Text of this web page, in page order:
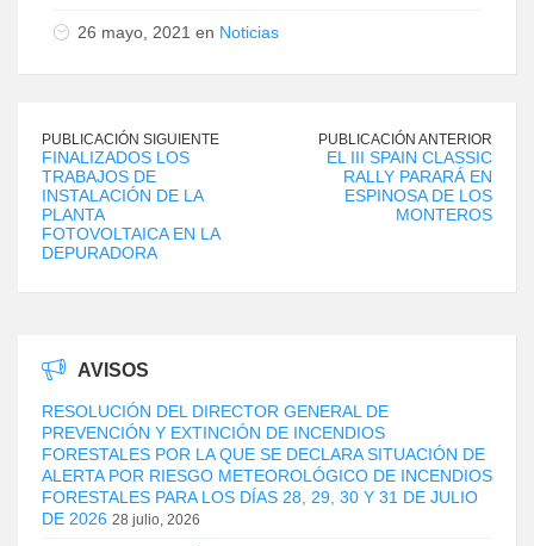
26 mayo, 2021 en Noticias
PUBLICACIÓN SIGUIENTE
FINALIZADOS LOS
TRABAJOS DE
INSTALACIÓN DE LA
PLANTA
FOTOVOLTAICA EN LA
DEPURADORA
PUBLICACIÓN ANTERIOR
EL III SPAIN CLASSIC
RALLY PARARÁ EN
ESPINOSA DE LOS
MONTEROS
AVISOS
RESOLUCIÓN DEL DIRECTOR GENERAL DE
PREVENCIÓN Y EXTINCIÓN DE INCENDIOS
FORESTALES POR LA QUE SE DECLARA SITUACIÓN DE
ALERTA POR RIESGO METEOROLÓGICO DE INCENDIOS
FORESTALES PARA LOS DÍAS 28, 29, 30 Y 31 DE JULIO
DE 2026 28 julio, 2026